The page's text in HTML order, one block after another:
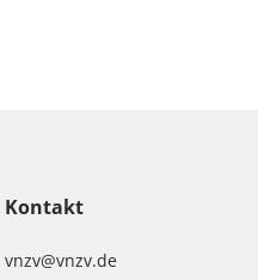
Kontakt
vnzv@vnzv.de